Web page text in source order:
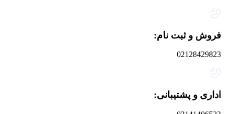
فروش و ثبت نام:
02128429823
اداری و پشتیبانی: